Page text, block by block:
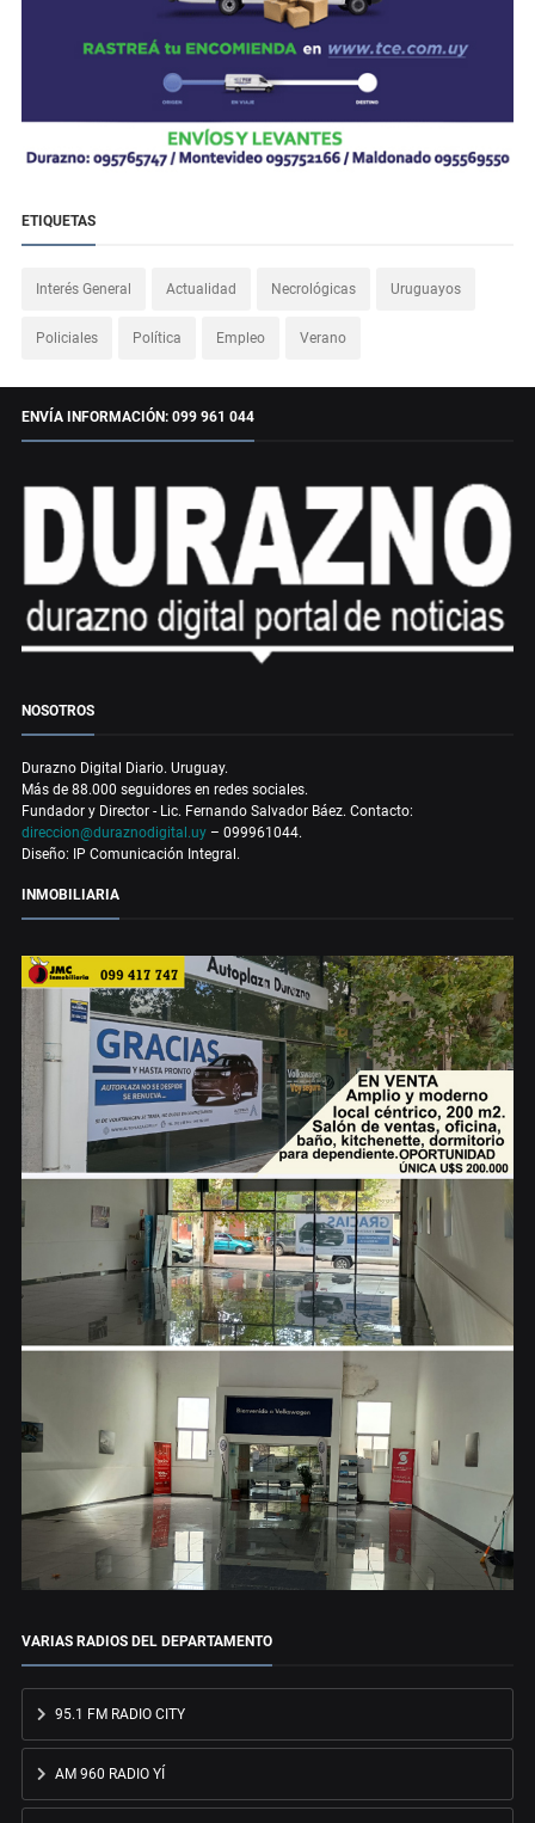
ETIQUETAS
Interés General Actualidad Necrológicas Uruguayos
Policiales Política Empleo Verano
ENVÍA INFORMACIÓN: 099 961 044
NOSOTROS
Durazno Digital Diario. Uruguay.
Más de 88.000 seguidores en redes sociales.
Fundador y Director - Lic. Fernando Salvador Báez. Contacto:
direccion@duraznodigital.uy – 099961044.
Diseño: IP Comunicación Integral.
INMOBILIARIA
VARIAS RADIOS DEL DEPARTAMENTO
95.1 FM RADIO CITY
AM 960 RADIO YÍ